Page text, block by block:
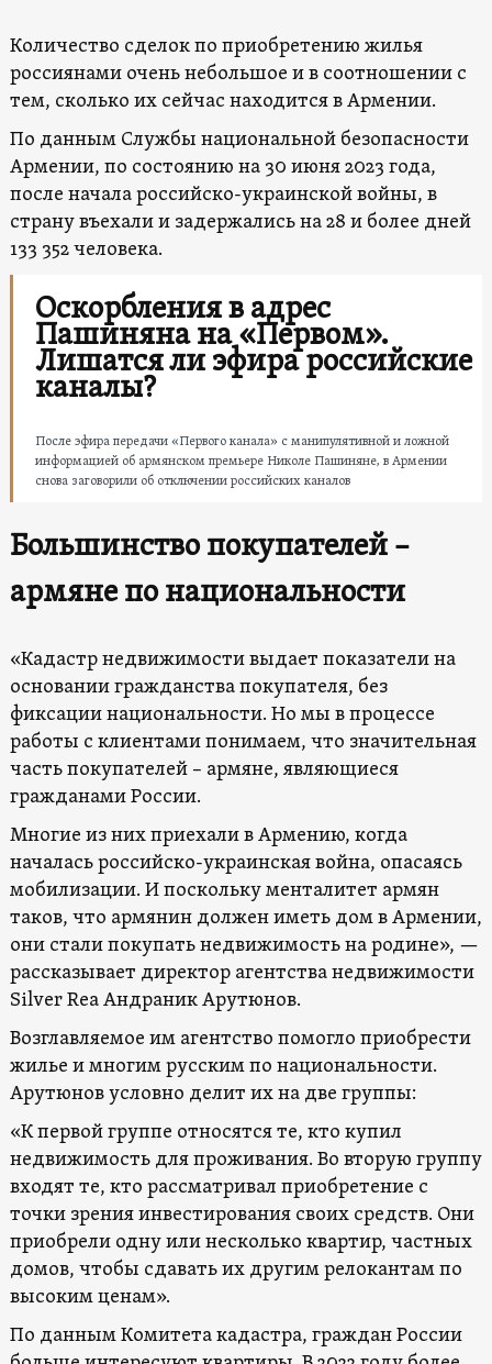
Количество сделок по приобретению жилья
россиянами очень небольшое и в соотношении с
тем, сколько их сейчас находится в Армении.
По данным Службы национальной безопасности
Армении, по состоянию на 30 июня 2023 года,
после начала российско-украинской войны, в
страну въехали и задержались на 28 и более дней
133 352 человека.
Оскорбления в адрес
Пашиняна на «Первом».
Лишатся ли эфира российские
каналы?
После эфира передачи «Первого канала» с манипулятивной и ложной
информацией об армянском премьере Николе Пашиняне, в Армении
снова заговорили об отключении российских каналов
Большинство покупателей –
армяне по национальности
«Кадастр недвижимости выдает показатели на
основании гражданства покупателя, без
фиксации национальности. Но мы в процессе
работы с клиентами понимаем, что значительная
часть покупателей – армяне, являющиеся
гражданами России.
Многие из них приехали в Армению, когда
началась российско-украинская война, опасаясь
мобилизации. И поскольку менталитет армян
таков, что армянин должен иметь дом в Армении,
они стали покупать недвижимость на родине», —
рассказывает директор агентства недвижимости
Silver Rea Андраник Арутюнов.
Возглавляемое им агентство помогло приобрести
жилье и многим русским по национальности.
Арутюнов условно делит их на две группы:
«К первой группе относятся те, кто купил
недвижимость для проживания. Во вторую группу
входят те, кто рассматривал приобретение с
точки зрения инвестирования своих средств. Они
приобрели одну или несколько квартир, частных
домов, чтобы сдавать их другим релокантам по
высоким ценам».
По данным Комитета кадастра, граждан России